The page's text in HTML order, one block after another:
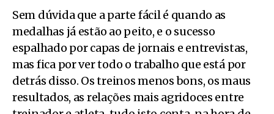
Sem dúvida que a parte fácil é quando as
medalhas já estão ao peito, e o sucesso
espalhado por capas de jornais e entrevistas,
mas fica por ver todo o trabalho que está por
detrás disso. Os treinos menos bons, os maus
resultados, as relações mais agridoces entre